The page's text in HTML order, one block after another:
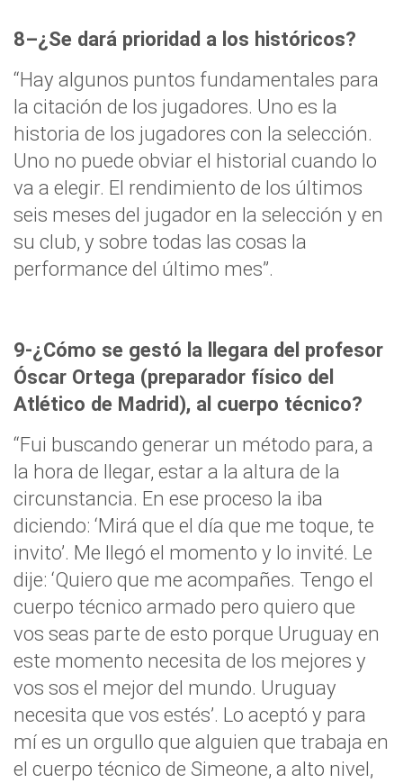
8–¿Se dará prioridad a los históricos?
“Hay algunos puntos fundamentales para
la citación de los jugadores. Uno es la
historia de los jugadores con la selección.
Uno no puede obviar el historial cuando lo
va a elegir. El rendimiento de los últimos
seis meses del jugador en la selección y en
su club, y sobre todas las cosas la
performance del último mes”.
9-¿Cómo se gestó la llegara del profesor
Óscar Ortega (preparador físico del
Atlético de Madrid), al cuerpo técnico?
“Fui buscando generar un método para, a
la hora de llegar, estar a la altura de la
circunstancia. En ese proceso la iba
diciendo: ‘Mirá que el día que me toque, te
invito’. Me llegó el momento y lo invité. Le
dije: ‘Quiero que me acompañes. Tengo el
cuerpo técnico armado pero quiero que
vos seas parte de esto porque Uruguay en
este momento necesita de los mejores y
vos sos el mejor del mundo. Uruguay
necesita que vos estés’. Lo aceptó y para
mí es un orgullo que alguien que trabaja en
el cuerpo técnico de Simeone, a alto nivel,